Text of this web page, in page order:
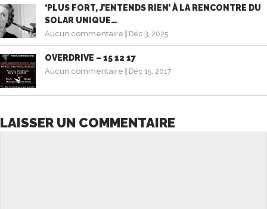
‘PLUS FORT, J’ENTENDS RIEN’ À LA RENCONTRE DU
SOLAR UNIQUE…
Aucun commentaire Déc 3, 2025
OVERDRIVE – 15 12 17
Aucun commentaire Déc 15, 2017
LAISSER UN COMMENTAIRE